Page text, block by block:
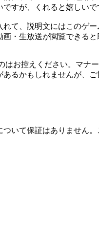
すが、くれると嬉しいで
て、説明文にはこのゲ
・生放送が閲覧できると
お控えください。マナー
るかもしれませんが、ご
いて保証はありません。